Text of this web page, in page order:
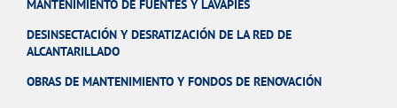
MANTENIMIENTO DE FUENTES Y LAVAPIÉS
DESINSECTACIÓN Y DESRATIZACIÓN DE LA RED DE
ALCANTARILLADO
OBRAS DE MANTENIMIENTO Y FONDOS DE RENOVACIÓN